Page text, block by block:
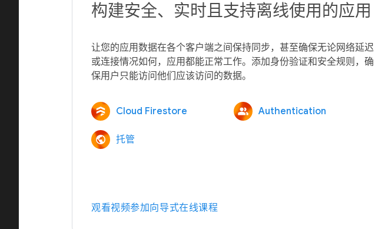
构建安全、实时且支持离线使用的应用
让您的应用数据在各个客户端之间保持同步，甚至确保无论网络延迟
或连接情况如何，应用都能正常工作。添加身份验证和安全规则，确
Cloud Firestore Authentication
托管
观看视频参加向导式在线课程